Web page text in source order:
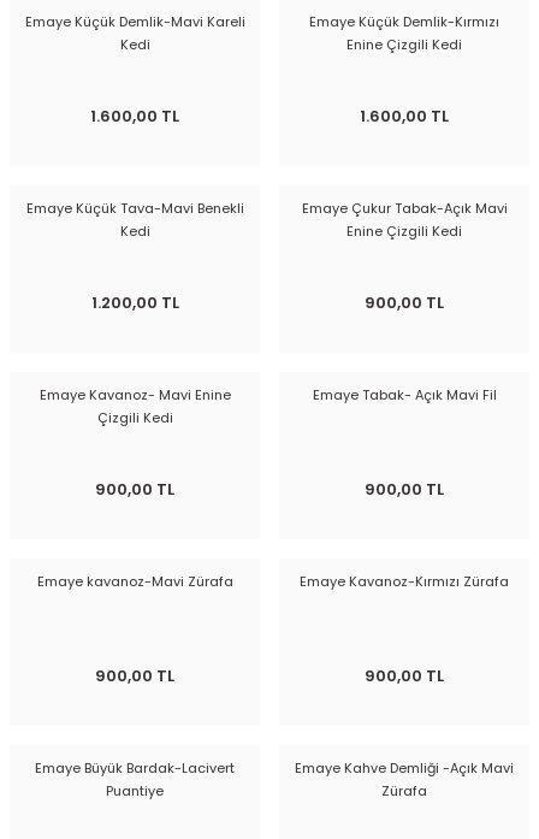
Emaye Küçük Demlik-Mavi Kareli
Kedi
1.600,00 TL
Emaye Küçük Demlik-Kırmızı
Enine Çizgili Kedi
1.600,00 TL
Emaye Küçük Tava-Mavi Benekli
Kedi
1.200,00 TL
Emaye Çukur Tabak-Açık Mavi
Enine Çizgili Kedi
900,00 TL
Emaye Kavanoz- Mavi Enine
Çizgili Kedi
900,00 TL
Emaye Tabak- Açık Mavi Fil
900,00 TL
Emaye kavanoz-Mavi Zürafa
900,00 TL
Emaye Kavanoz-Kırmızı Zürafa
900,00 TL
Emaye Büyük Bardak-Lacivert
Puantiye
Emaye Kahve Demliği -Açık Mavi
Zürafa